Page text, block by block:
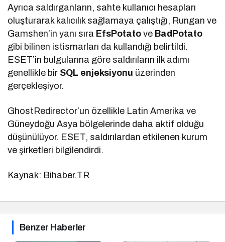
Ayrıca saldırganların, sahte kullanıcı hesapları
oluşturarak kalıcılık sağlamaya çalıştığı, Rungan ve
Gamshen’in yanı sıra EfsPotato ve BadPotato
gibi bilinen istismarları da kullandığı belirtildi.
ESET’in bulgularına göre saldırıların ilk adımı
genellikle bir SQL enjeksiyonu üzerinden
gerçekleşiyor.
GhostRedirector’un özellikle Latin Amerika ve
Güneydoğu Asya bölgelerinde daha aktif olduğu
düşünülüyor. ESET, saldırılardan etkilenen kurum
ve şirketleri bilgilendirdi.
Kaynak: Bihaber.TR
Benzer Haberler